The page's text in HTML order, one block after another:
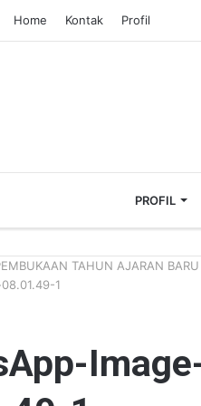
Home Kontak Profil
PROFIL
TAHUN AJARAN
1